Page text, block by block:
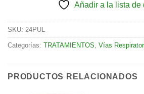
Añadir a la lista de
SKU: 24PUL
Categorías: TRATAMIENTOS Vías
PRODUCTOS RELACIONADOS